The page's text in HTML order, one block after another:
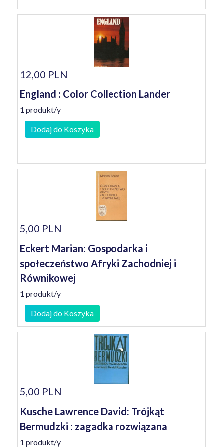
12,00 PLN
England : Color Collection Lander
1 produkt/y
Dodaj do Koszyka
5,00 PLN
Eckert Marian: Gospodarka i
społeczeństwo Afryki Zachodniej i
Równikowej
1 produkt/y
Dodaj do Koszyka
5,00 PLN
Kusche Lawrence David: Trójkąt
Bermudzki : zagadka rozwiązana
1 produkt/y